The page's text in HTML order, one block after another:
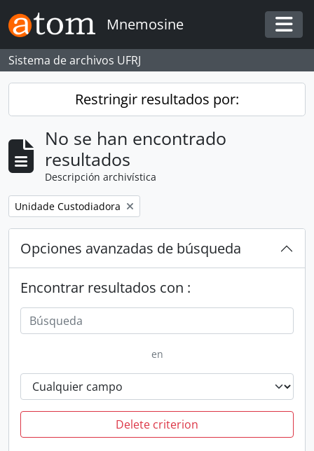
Skip to main content
Mnemosine
Sistema de archivos UFRJ
Restringir resultados por:
No se han encontrado
resultados
Descripción archivística
Remove filter:
Unidade Custodiadora
Opciones avanzadas de búsqueda
Encontrar resultados con :
en
Delete criterion